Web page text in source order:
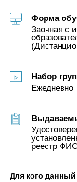
Форма
Заочная с
Набор
Ежедневно
реестр
Для кого данный